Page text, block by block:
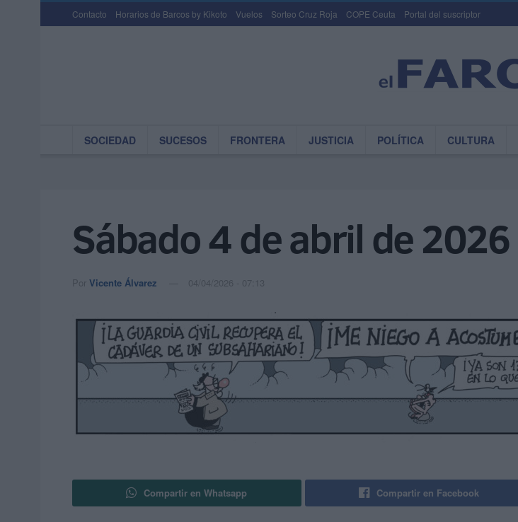
Contacto Horarios de Barcos by Kikoto Vuelos Sorteo Cruz Roja COPE Ceuta Portal del suscriptor
SOCIEDAD SUCESOS FRONTERA JUSTICIA POLÍTICA CULTURA
Sábado 4 de abril de 2026
Por Vicente Álvarez 04/04/2026 - 07:13
Compartir en Whatsapp Compartir en Facebook